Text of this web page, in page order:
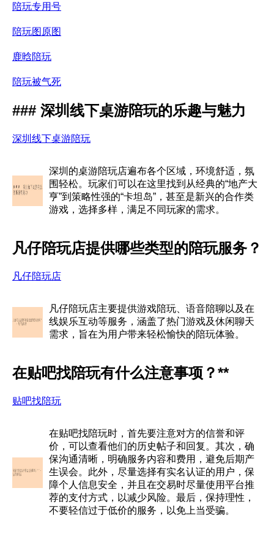
陪玩专用号
陪玩图原图
鹿晗陪玩
陪玩被气死
### 深圳线下桌游陪玩的乐趣与魅力
深圳线下桌游陪玩
深圳的桌游陪玩店遍布各个区域，环境舒适，氛
围轻松。玩家们可以在这里找到从经典的“地产大
亨”到策略性强的“卡坦岛”，甚至是新兴的合作类
游戏，选择多样，满足不同玩家的需求。
凡仔陪玩店提供哪些类型的陪玩服务？
凡仔陪玩店
凡仔陪玩店主要提供游戏陪玩、语音陪聊以及在
线娱乐互动等服务，涵盖了热门游戏及休闲聊天
需求，旨在为用户带来轻松愉快的陪玩体验。
在贴吧找陪玩有什么注意事项？**
贴吧找陪玩
在贴吧找陪玩时，首先要注意对方的信誉和评
价，可以查看他们的历史帖子和回复。其次，确
保沟通清晰，明确服务内容和费用，避免后期产
生误会。此外，尽量选择有实名认证的用户，保
障个人信息安全，并且在交易时尽量使用平台推
荐的支付方式，以减少风险。最后，保持理性，
不要轻信过于低价的服务，以免上当受骗。